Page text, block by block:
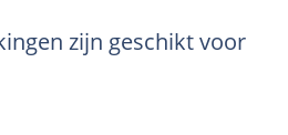
zijn geschikt voor